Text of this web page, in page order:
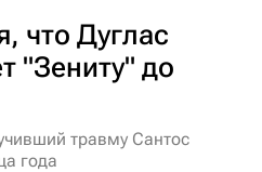
что Дуглас
"Зениту" до
травму Сантос
года